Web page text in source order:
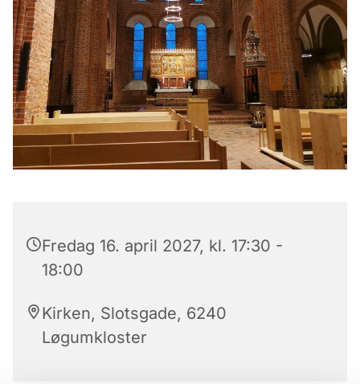
Fredag 16. april 2027, kl. 17:30 -
18:00
Kirken, Slotsgade, 6240
Løgumkloster